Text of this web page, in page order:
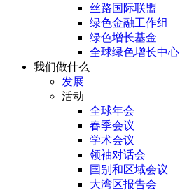
丝路国际联盟
绿色金融工作组
绿色增长基金
全球绿色增长中心
我们做什么
发展
活动
全球年会
春季会议
学术会议
领袖对话会
国别和区域会议
大湾区报告会